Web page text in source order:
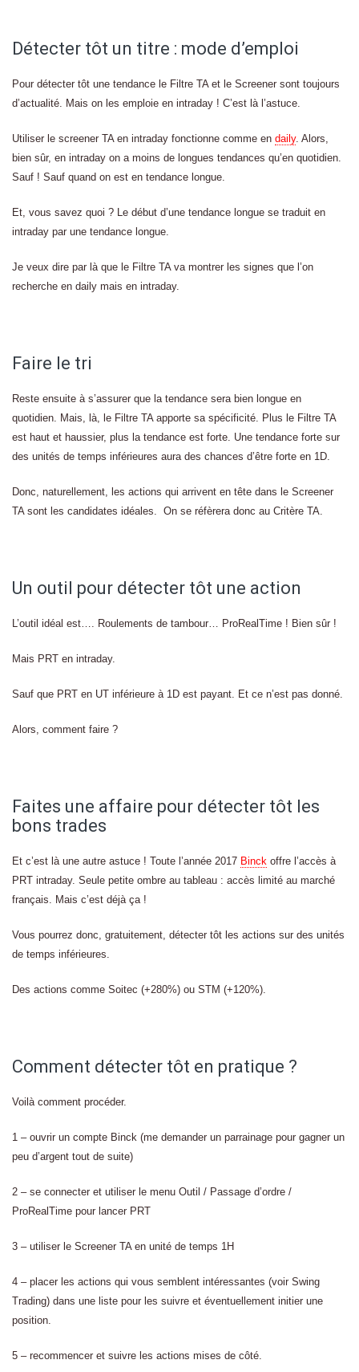
Détecter tôt un titre : mode d’emploi
Pour détecter tôt une tendance le Filtre TA et le Screener sont toujours
d’actualité. Mais on les emploie en intraday ! C’est là l’astuce.
Utiliser le screener TA en intraday fonctionne comme en daily. Alors,
bien sûr, en intraday on a moins de longues tendances qu’en quotidien.
Sauf ! Sauf quand on est en tendance longue.
Et, vous savez quoi ? Le début d’une tendance longue se traduit en
intraday par une tendance longue.
Je veux dire par là que le Filtre TA va montrer les signes que l’on
recherche en daily mais en intraday.
Faire le tri
Reste ensuite à s’assurer que la tendance sera bien longue en
quotidien. Mais, là, le Filtre TA apporte sa spécificité. Plus le Filtre TA
est haut et haussier, plus la tendance est forte. Une tendance forte sur
des unités de temps inférieures aura des chances d’être forte en 1D.
Donc, naturellement, les actions qui arrivent en tête dans le Screener
TA sont les candidates idéales. On se réfèrera donc au Critère TA.
Un outil pour détecter tôt une action
L’outil idéal est…. Roulements de tambour… ProRealTime ! Bien sûr !
Mais PRT en intraday.
Sauf que PRT en UT inférieure à 1D est payant. Et ce n’est pas donné.
Alors, comment faire ?
Faites une affaire pour détecter tôt les
bons trades
Et c’est là une autre astuce ! Toute l’année 2017 Binck offre l’accès à
PRT intraday. Seule petite ombre au tableau : accès limité au marché
français. Mais c’est déjà ça !
Vous pourrez donc, gratuitement, détecter tôt les actions sur des unités
de temps inférieures.
Des actions comme Soitec (+280%) ou STM (+120%).
Comment détecter tôt en pratique ?
Voilà comment procéder.
1 – ouvrir un compte Binck (me demander un parrainage pour gagner un
peu d’argent tout de suite)
2 – se connecter et utiliser le menu Outil / Passage d’ordre /
ProRealTime pour lancer PRT
3 – utiliser le Screener TA en unité de temps 1H
4 – placer les actions qui vous semblent intéressantes (voir Swing
Trading) dans une liste pour les suivre et éventuellement initier une
position.
5 – recommencer et suivre les actions mises de côté.